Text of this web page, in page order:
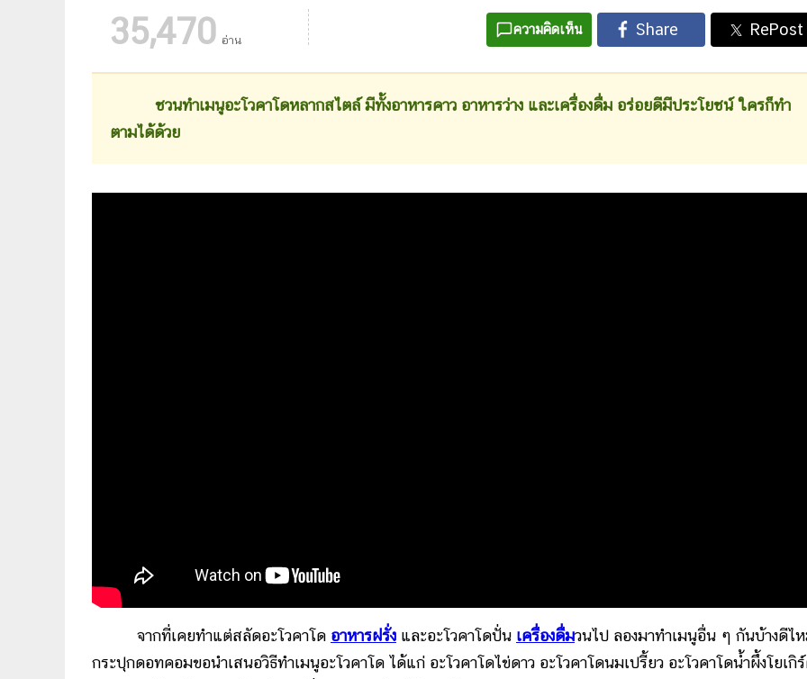
35,470 อ่าน
ความคิดเห็น
ชวนทำเมนูอะโวคาโดหลากสไตล์ มีทั้งอาหารคาว อาหารว่าง และเครื่องดื่ม อร่อยดีมีประโยชน์ ใครก็ทำ
ตามได้ด้วย
จากที่เคยทำแต่สลัดอะโวคาโด อาหารฝรั่ง และอะโวคาโดปั่น เครื่องดื่มวนไป ลองมาทำเมนูอื่น ๆ กันบ้างดีไ
กระปุกดอทคอมขอนำเสนอวิธีทำเมนูอะโวคาโด ได้แก่ อะโวคาโดไข่ดาว อะโวคาโดนมเปรี้ยว อะโวคาโดน้ำผึ้งโยเกิ